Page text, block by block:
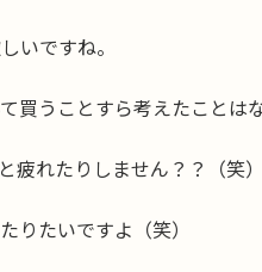
いですね。
買うことすら考えたことは
疲れたりしません？？（笑）
りたいですよ（笑）